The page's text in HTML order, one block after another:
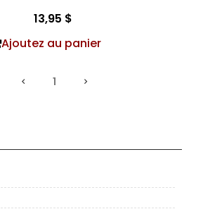
13,95 $
Ajoutez au panier
1